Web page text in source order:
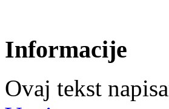
Informacije
Ovaj tekst